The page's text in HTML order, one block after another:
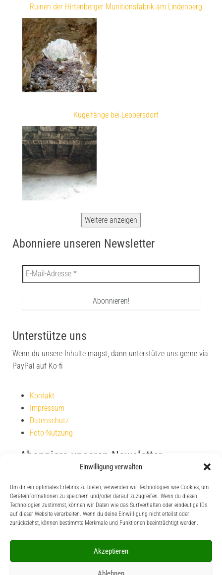
Einwilligung verwalten
Um dir ein optimales Erlebnis zu bieten, verwenden wir Technologien wie Cookies, um
Geräteinformationen zu speichern und/oder darauf zuzugreifen. Wenn du diesen
Technologien zustimmst, können wir Daten wie das Surfverhalten oder eindeutige IDs
auf dieser Website verarbeiten. Wenn du deine Einwilligung nicht erteilst oder
zurückziehst, können bestimmte Merkmale und Funktionen beeinträchtigt werden.
Akzeptieren
Ruinen der Hirtenberger Munitionsfabrik am Lindenberg
Kugelfänge bei Leobersdorf
Weitere anzeigen
Abonniere unseren Newsletter
Unterstütze uns
Wenn du unsere Inhalte magst, dann unterstütze uns gerne via
PayPal auf Ko-fi
Kontakt
Impressum
Datenschutz
Foto-Nutzung
Abonniere unseren Newsletter